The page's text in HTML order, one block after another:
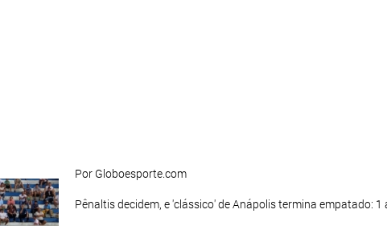
Por Globoesporte.com
Pênaltis decidem, e 'clássico' de Anápolis termina empatado: 1